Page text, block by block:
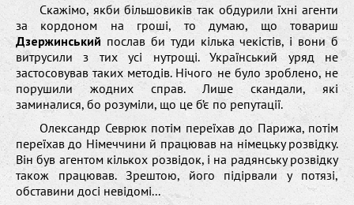
Скажімо, якби більшовиків так обдурили їхні агенти
за кордоном на гроші, то думаю, що товариш
Дзержинський послав би туди кілька чекістів, і вони б
витрусили з тих усі нутрощі. Український уряд не
застосовував таких методів. Нічого не було зроблено, не
порушили жодних справ. Лише скандали, які
заминалися, бо розуміли, що це б’є по репутації.
Олександр Севрюк потім переїхав до Парижа, потім
переїхав до Німеччини й працював на німецьку розвідку.
Він був агентом кількох розвідок, і на радянську розвідку
також працював. Зрештою, його підірвали у потязі,
обставини досі невідомі...